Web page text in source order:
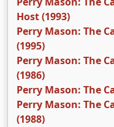
Host (1993)
Perry Mason: The
(1995)
Perry Mason: The
(1986)
Perry Mason: The
Perry Mason: The
(1988)